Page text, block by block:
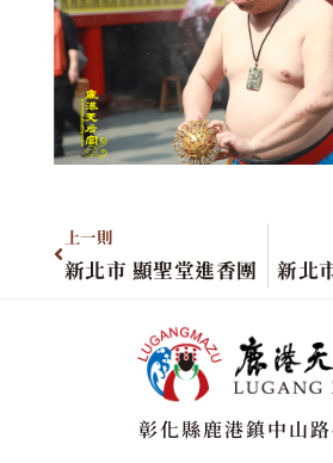
上一則
新北市 顯聖堂進香團 新北
彰化縣鹿港鎮中山